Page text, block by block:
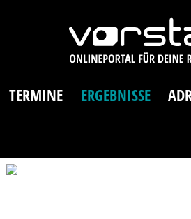
TERMINE ERGEBNISSE